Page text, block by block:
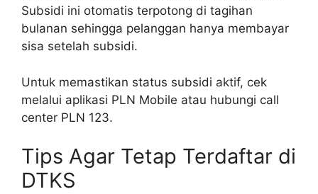
Subsidi ini otomatis terpotong di tagihan
bulanan sehingga pelanggan hanya membayar
sisa setelah subsidi.
Untuk memastikan status subsidi aktif, cek
melalui aplikasi PLN Mobile atau hubungi call
center PLN 123.
Tips Agar Tetap Terdaftar di
DTKS